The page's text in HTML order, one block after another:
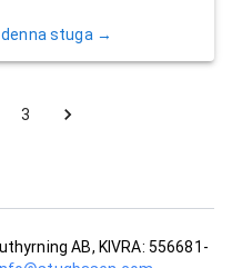
stuga →
3
AB, KIVRA: 556681-